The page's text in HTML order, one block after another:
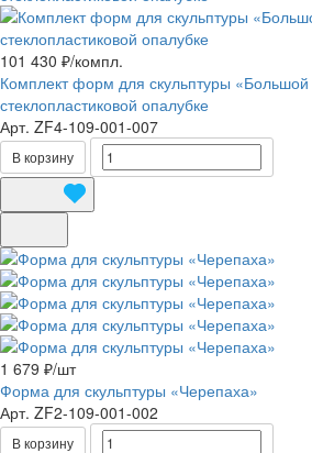
101 430 ₽/компл.
Комплект форм для скульптуры «Большой
стеклопластиковой опалубке
Арт. ZF4-109-001-007
В корзину
1 679 ₽/шт
Форма для скульптуры «Черепаха»
Арт. ZF2-109-001-002
В корзину